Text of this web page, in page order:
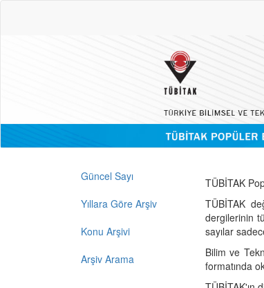
Güncel Sayı
Yıllara Göre Arşiv
Konu Arşivi
Arşiv Arama
TÜBİTAK
TÜBİTAK
dergilerinin
sayılar
Bilim ve
formatında